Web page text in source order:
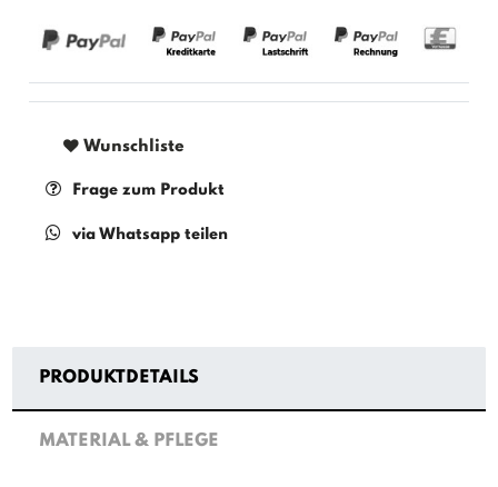
Wunschliste
Frage zum Produkt
via Whatsapp teilen
PRODUKTDETAILS
MATERIAL & PFLEGE